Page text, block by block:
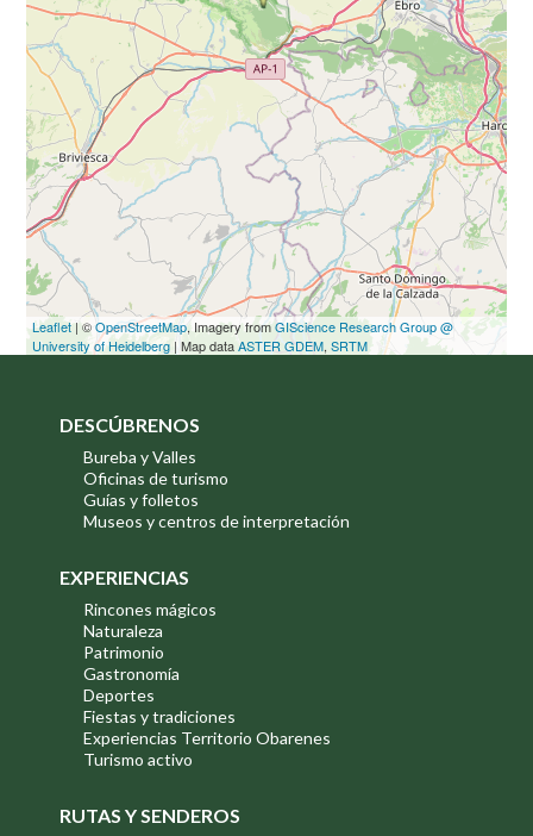
Leaflet | ©OpenStreetMap, Imagery fromGIScience Research Group @
University of Heidelberg | Map dataASTER GDEM,SRTM
DESCÚBRENOS
Bureba y Valles
Oficinas de turismo
Guías y folletos
Museos y centros de interpretación
EXPERIENCIAS
Rincones mágicos
Naturaleza
Patrimonio
Gastronomía
Deportes
Fiestas y tradiciones
Experiencias Territorio Obarenes
Turismo activo
RUTAS Y SENDEROS